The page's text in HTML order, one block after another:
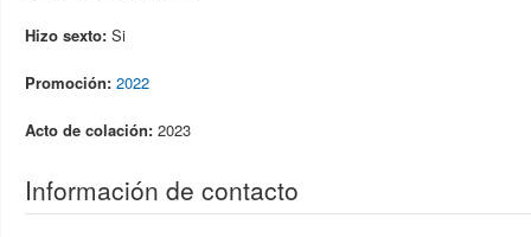
Hizo sexto: Si
Promoción: 2022
Acto de colación: 2023
Información de contacto